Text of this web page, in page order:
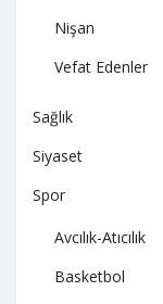
Nişan
Vefat Edenler
Sağlık
Siyaset
Spor
Avcılık-Atıcılık
Basketbol